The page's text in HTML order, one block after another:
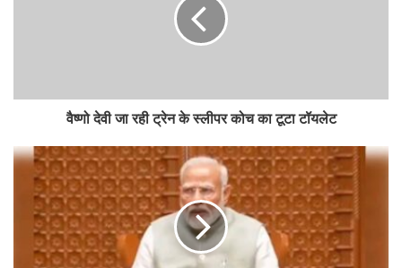
वैष्णो देवी जा रही ट्रेन के स्लीपर कोच का टूटा टॉयलेट